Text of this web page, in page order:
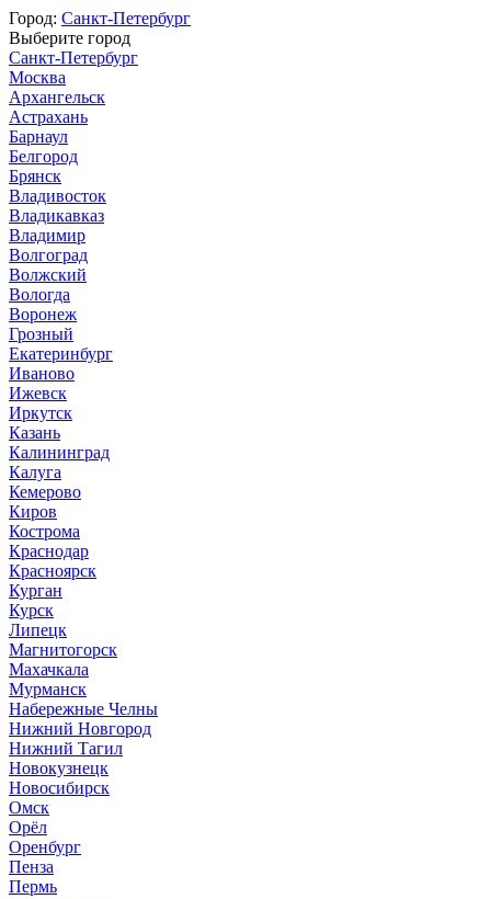
Город: Санкт-Петербург
Выберите город
Санкт-Петербург
Москва
Архангельск
Астрахань
Барнаул
Белгород
Брянск
Владивосток
Владикавказ
Владимир
Волгоград
Волжский
Вологда
Воронеж
Грозный
Екатеринбург
Иваново
Ижевск
Иркутск
Казань
Калининград
Калуга
Кемерово
Киров
Кострома
Краснодар
Красноярск
Курган
Курск
Липецк
Магнитогорск
Махачкала
Мурманск
Набережные Челны
Нижний Новгород
Нижний Тагил
Новокузнецк
Новосибирск
Омск
Орёл
Оренбург
Пенза
Пермь